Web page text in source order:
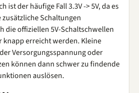
ist der häufige Fall 3.3V -> 5V, da es
Schaltungen
die offiziellen 5V-Schaltschwellen
knapp erreicht werden. Kleine
Versorgungsspannung oder
können dann schwer zu findende
auslösen.